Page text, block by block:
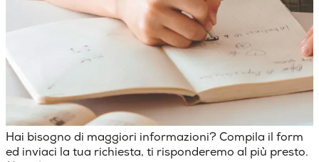
Hai bisogno di maggiori informazioni? Compila il form
ed inviaci la tua richiesta, ti risponderemo al più presto.